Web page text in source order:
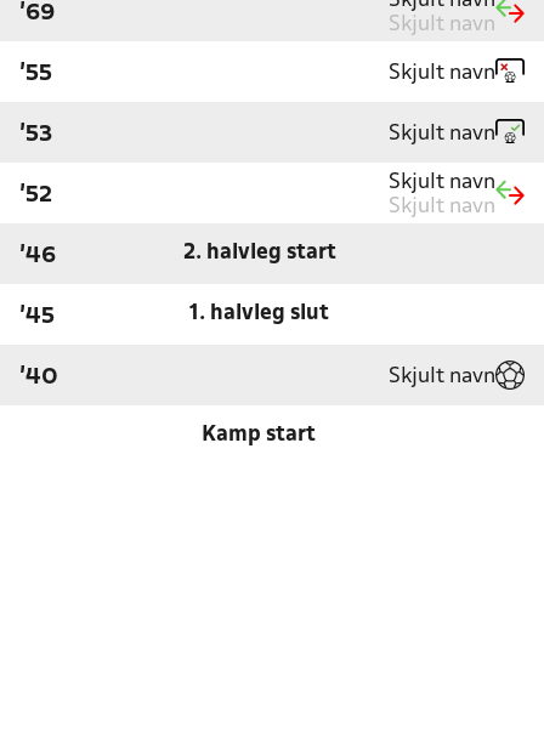
'69
Skjult navn
'55 Skjult navn
'53 Skjult navn
'52
Skjult navn
Skjult navn
'46 2. halvleg start
'45 1. halvleg slut
'40 Skjult navn
Kamp start